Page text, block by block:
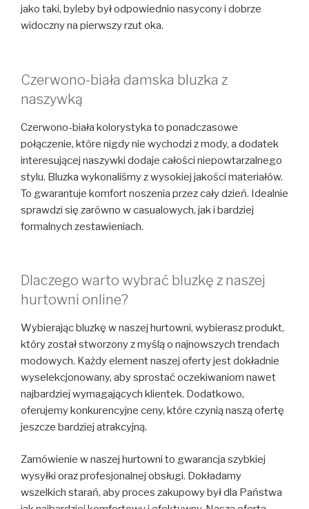
jako taki, byleby był odpowiednio nasycony i dobrze
widoczny na pierwszy rzut oka.
Czerwono-biała damska bluzka z
naszywką
Czerwono-biała kolorystyka to ponadczasowe
połączenie, które nigdy nie wychodzi z mody, a dodatek
interesującej naszywki dodaje całości niepowtarzalnego
stylu. Bluzka wykonaliśmy z wysokiej jakości materiałów.
To gwarantuje komfort noszenia przez cały dzień. Idealnie
sprawdzi się zarówno w casualowych, jak i bardziej
formalnych zestawieniach.
Dlaczego warto wybrać bluzkę z naszej
hurtowni online?
Wybierając bluzkę w naszej hurtowni, wybierasz produkt,
który został stworzony z myślą o najnowszych trendach
modowych. Każdy element naszej oferty jest dokładnie
wyselekcjonowany, aby sprostać oczekiwaniom nawet
najbardziej wymagających klientek. Dodatkowo,
oferujemy konkurencyjne ceny, które czynią naszą ofertę
jeszcze bardziej atrakcyjną.
Zamówienie w naszej hurtowni to gwarancja szybkiej
wysyłki oraz profesjonalnej obsługi. Dokładamy
wszelkich starań, aby proces zakupowy był dla Państwa